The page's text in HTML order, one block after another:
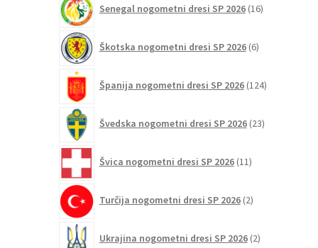
Senegal nogometni dresi SP 2026 16izdelkov
Škotska nogometni dresi SP 2026 6izdelkov
Španija nogometni dresi SP 2026 124izdelkov
Švedska nogometni dresi SP 2026 23izdelkov
Švica nogometni dresi SP 2026 11izdelkov
Turčija nogometni dresi SP 2026 2izdelka
Ukrajina nogometni dresi SP 2026 2izdelka